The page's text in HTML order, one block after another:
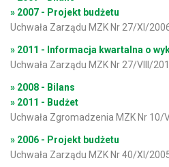
» 2007 - Projekt budżetu
Uchwała Zarządu MZK Nr 27/XI/
» 2011 - Informacja kwartalna o
Uchwała Zarządu MZK Nr 27/VIII/
» 2008 - Bilans
» 2011 - Budżet
Uchwała Zgromadzenia MZK Nr 10/
» 2006 - Projekt budżetu
Uchwała Zarządu MZK Nr 40/XI/